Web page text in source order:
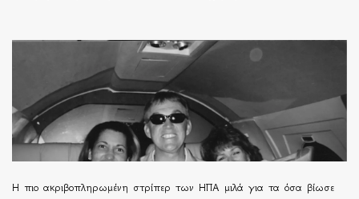
H πιο ακριβοπληρωμένη στρίπερ των ΗΠΑ μιλά για τα όσα βίωσε